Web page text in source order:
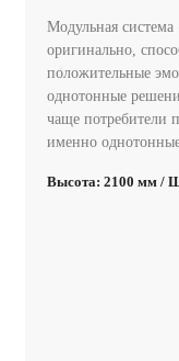
Модульная
оригинально,
положительные
однотонные
чаще потребители
именно
Высота: 2100 мм /